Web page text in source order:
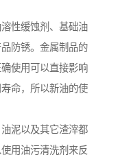
性缓蚀剂、基础油
防锈。金属制品的
使用可以直接影响
命，所以新油的使
泥以及其它渣滓都
用油污清洗剂来反